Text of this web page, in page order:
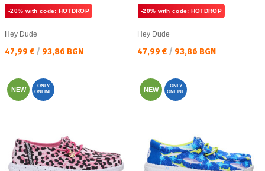
-20% with code: HOTDROP
Hey Dude
Текуща цена:
47,99 € / 93,86 BGN
-20% with code: HOTDROP
Hey Dude
Текуща цена:
47,99 € / 93,86 BGN
NEW
ONLY
ONLINE
NEW
ONLY
ONLINE